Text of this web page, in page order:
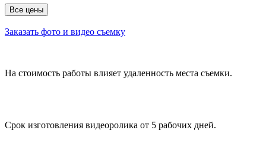
Все цены
Заказать фото и видео съемку
На стоимость работы влияет удаленность места съемки.
Срок изготовления видеоролика от 5 рабочих дней.